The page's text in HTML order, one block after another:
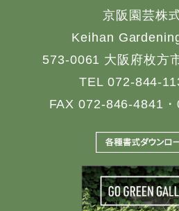
京阪園芸株
Keihan
573-0061 大阪府枚方
TEL 072-844-
FAX 072-846-4841